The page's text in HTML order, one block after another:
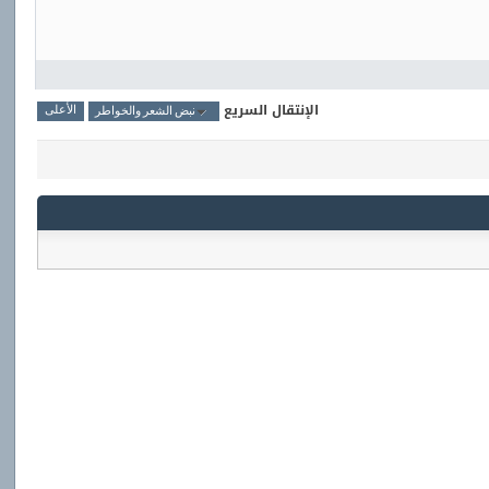
الإنتقال السريع نبض الشعر والخواطر الأعلى